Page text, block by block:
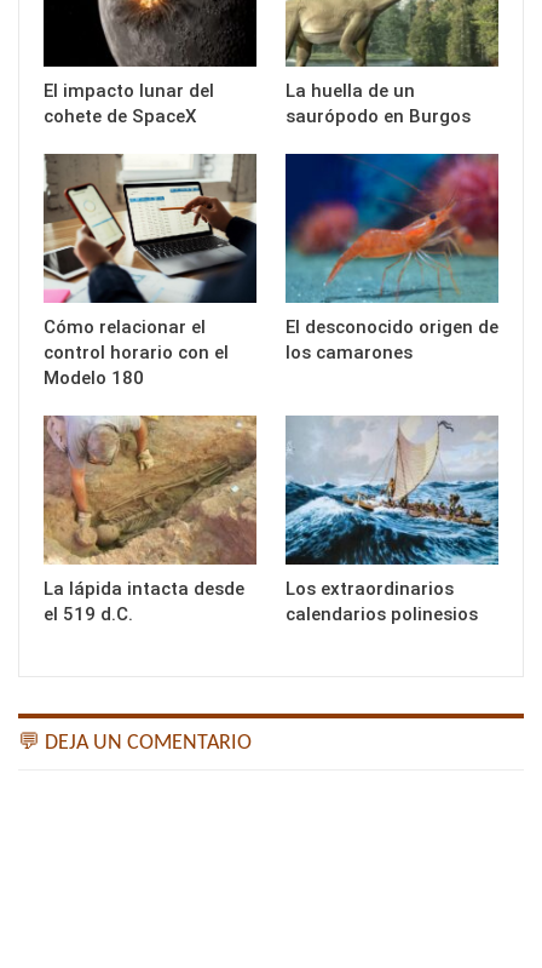
El impacto lunar del
cohete de SpaceX
La huella de un
saurópodo en Burgos
Cómo relacionar el
control horario con el
Modelo 180
El desconocido origen de
los camarones
La lápida intacta desde
el 519 d.C.
Los extraordinarios
calendarios polinesios
💬 DEJA UN COMENTARIO